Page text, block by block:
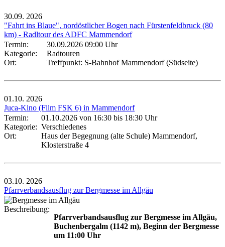
30.09. 2026
"Fahrt ins Blaue", nordöstlicher Bogen nach Fürstenfeldbruck (80
km) - Radltour des ADFC Mammendorf
Termin:
30.09.2026 09:00 Uhr
Kategorie:
Radtouren
Ort:
Treffpunkt: S-Bahnhof Mammendorf (Südseite)
01.10. 2026
Juca-Kino (Film FSK 6) in Mammendorf
Termin:
01.10.2026 von 16:30 bis 18:30 Uhr
Kategorie: Verschiedenes
Ort:
Haus der Begegnung (alte Schule) Mammendorf,
Klosterstraße 4
03.10. 2026
Pfarrverbandsausflug zur Bergmesse im Allgäu
Beschreibung:
Pfarrverbandsausflug zur Bergmesse im Allgäu,
Buchenbergalm (1142 m), Beginn der Bergmesse
um 11:00 Uhr